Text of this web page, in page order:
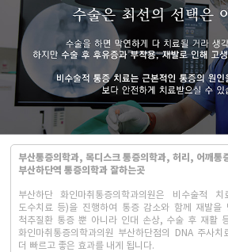
부산통증의학과, 목디스크 통증의학과, 허리, 어깨통
부산하단역 통증의학과 잘하는곳
부산하단 화인마취통증의학과의원은 비수술적
도수치료 등)을 진행하여 통증 감소와 함께 재발을
척추질환 통증 뿐 아니라 인대 손상, 수술 후 재활
화인마취통증의학과의원 부산하단점의 DNA 주사치
더 빠르고 좋은 효과를 내게 됩니다.